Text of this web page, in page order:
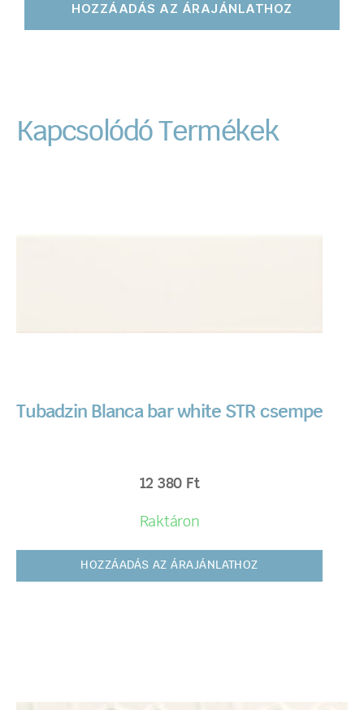
HOZZÁADÁS AZ ÁRAJÁNLATHOZ
Kapcsolódó Termékek
Tubadzin Blanca bar white STR csempe
12 380 Ft
Raktáron
HOZZÁADÁS AZ ÁRAJÁNLATHOZ